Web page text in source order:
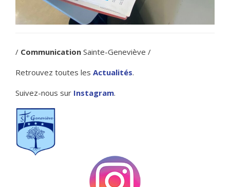
/ Communication Sainte-Geneviève /
Retrouvez toutes les Actualités.
Suivez-nous sur Instagram.